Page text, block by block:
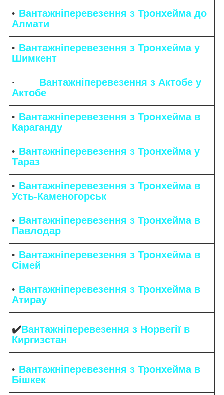
Вантажніперевезення з Тронхейма до
Алмати
Вантажніперевезення з Тронхейма у
Шимкент
· Вантажніперевезення з Актобе у
Актобе
Вантажніперевезення з Тронхейма в
Караганду
Вантажніперевезення з Тронхейма у
Тараз
Вантажніперевезення з Тронхейма в
Усть-Каменогорськ
Вантажніперевезення з Тронхейма в
Павлодар
Вантажніперевезення з Тронхейма в
Сімей
Вантажніперевезення з Тронхейма в
Атирау
✔️Вантажніперевезення з Норвегії в
Киргизстан
Вантажніперевезення з Тронхейма в
Бішкек